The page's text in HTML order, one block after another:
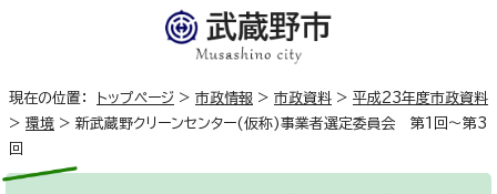
現在の位置： トップページ > 市政情報 > 市政資料 > 平成23年度市政資料
> 環境 > 新武蔵野クリーンセンター(仮称)事業者選定委員会 第1回～第3
回